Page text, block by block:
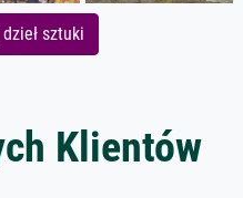
sztuki
Klientów